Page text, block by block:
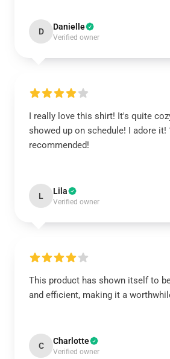
D Danielle
Verified owner
I really love this shirt! It's quite
showed up on schedule! I adore it!
recommended!
L Lila
Verified owner
This product has shown itself to
and efficient, making it a
C Charlotte
Verified owner